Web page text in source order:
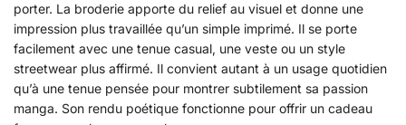
porter. La broderie apporte du relief au visuel et donne une
impression plus travaillée qu’un simple imprimé. Il se porte
facilement avec une tenue casual, une veste ou un style
streetwear plus affirmé. Il convient autant à un usage quotidien
qu’à une tenue pensée pour montrer subtilement sa passion
manga. Son rendu poétique fonctionne pour offrir un cadeau